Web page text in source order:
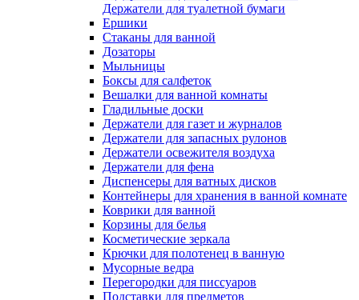
Держатели для туалетной бумаги
Ершики
Стаканы для ванной
Дозаторы
Мыльницы
Боксы для салфеток
Вешалки для ванной комнаты
Гладильные доски
Держатели для газет и журналов
Держатели для запасных рулонов
Держатели освежителя воздуха
Держатели для фена
Диспенсеры для ватных дисков
Контейнеры для хранения в ванной комнате
Коврики для ванной
Корзины для белья
Косметические зеркала
Крючки для полотенец в ванную
Мусорные ведра
Перегородки для писсуаров
Подставки для предметов